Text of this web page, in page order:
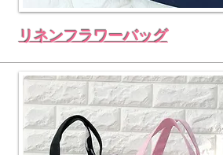
リネンフラワーバッグ